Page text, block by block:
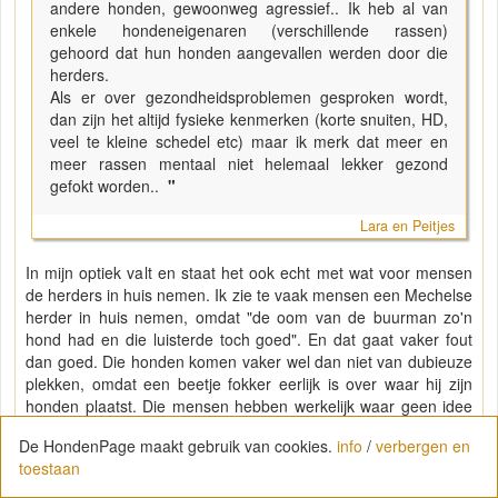
andere honden, gewoonweg agressief.. Ik heb al van
enkele hondeneigenaren (verschillende rassen)
gehoord dat hun honden aangevallen werden door die
herders.
Als er over gezondheidsproblemen gesproken wordt,
dan zijn het altijd fysieke kenmerken (korte snuiten, HD,
veel te kleine schedel etc) maar ik merk dat meer en
meer rassen mentaal niet helemaal lekker gezond
gefokt worden.. "
Lara en Peitjes
In mijn optiek valt en staat het ook echt met wat voor mensen
de herders in huis nemen. Ik zie te vaak mensen een Mechelse
herder in huis nemen, omdat "de oom van de buurman zo'n
hond had en die luisterde toch goed". En dat gaat vaker fout
dan goed. Die honden komen vaker wel dan niet van dubieuze
plekken, omdat een beetje fokker eerlijk is over waar hij zijn
honden plaatst. Die mensen hebben werkelijk waar geen idee
Maar om aan te haken aan jouw ervaring; die heb ik ook. Ik zie
De HondenPage maakt gebruik van cookies. info / verbergen en
toestaan